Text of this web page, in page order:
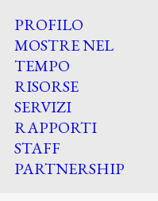
PROFILO
MOSTRE NEL
TEMPO
RISORSE
SERVIZI
RAPPORTI
STAFF
PARTNERSHIP